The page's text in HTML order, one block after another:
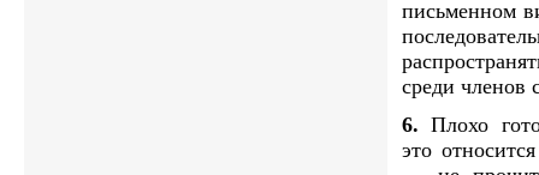
письменном
среди членов
6. Плохо
это